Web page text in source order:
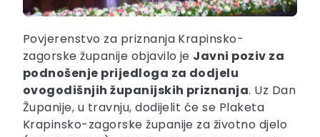
Povjerenstvo za priznanja Krapinsko-
zagorske županije objavilo je Javni poziv za
podnošenje prijedloga za dodjelu
ovogodišnjih županijskih priznanja. Uz Dan
Županije, u travnju, dodijelit će se Plaketa
Krapinsko-zagorske županije za životno djelo